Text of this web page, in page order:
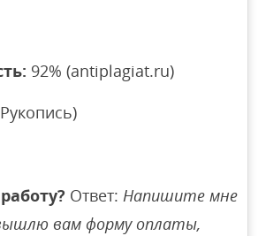
92% (antiplagiat.ru)
Ответ:Напишите мне
вам форму оплаты,